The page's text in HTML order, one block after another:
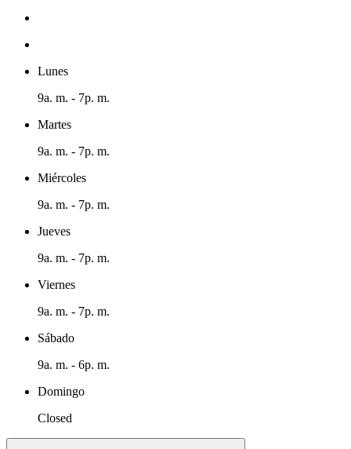
Lunes
9a. m. - 7p. m.
Martes
9a. m. - 7p. m.
Miércoles
9a. m. - 7p. m.
Jueves
9a. m. - 7p. m.
Viernes
9a. m. - 7p. m.
Sábado
9a. m. - 6p. m.
Domingo
Closed